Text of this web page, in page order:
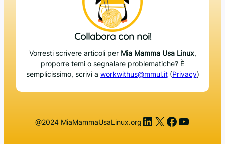
Collabora con noi!
Vorresti scrivere articoli per Mia Mamma Usa Linux,
proporre temi o segnalare problematiche? È
semplicissimo, scrivi a workwithus@mmul.it(Privacy)
@2024 MiaMammaUsaLinux.org LinkedIn
X Facebook